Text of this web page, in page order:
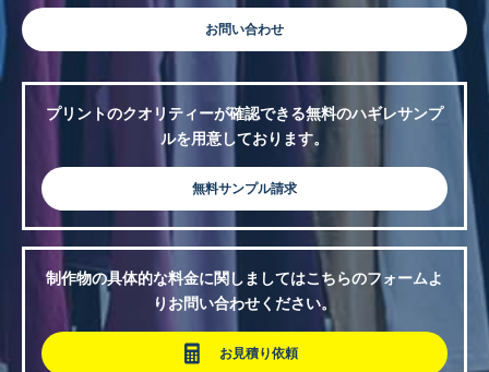
お問い合わせ
プリントのクオリティーが確認できる無料のハギレサンプ
ルを用意しております。
無料サンプル請求
制作物の具体的な料金に関しましてはこちらのフォームよ
りお問い合わせください。
お見積り依頼